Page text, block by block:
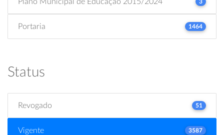
3
Portaria 1464
Status
Revogado 51
Vigente 3587